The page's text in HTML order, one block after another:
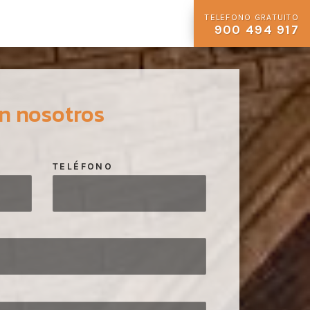
TELEFONO GRATUITO
900 494 917
nosotros
TELÉFONO